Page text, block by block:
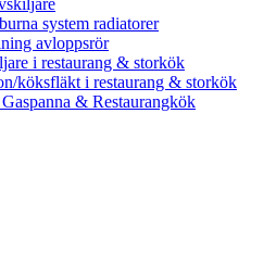
system radiatorer
avloppsrör
i restaurang & storkök
köksfläkt i restaurang & storkök
& Restaurangkök